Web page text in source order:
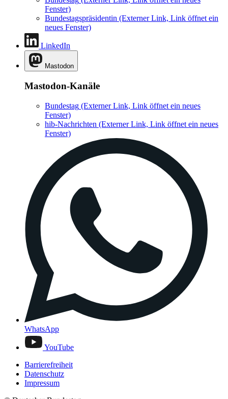
Fenster)
Bundestagspräsidentin (Externer Link, Link öffnet ein
neues Fenster)
LinkedIn
Mastodon
Mastodon-Kanäle
Bundestag (Externer Link, Link öffnet ein neues
Fenster)
hib-Nachrichten (Externer Link, Link öffnet ein neues
Fenster)
WhatsApp
YouTube
Barrierefreiheit
Datenschutz
Impressum